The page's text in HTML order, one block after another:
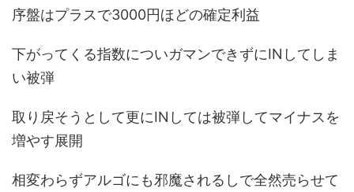
序盤はプラスで3000円ほどの確定利益
下がってくる指数についガマンできずにINしてしま
い被弾
取り戻そうとして更にINしては被弾してマイナスを
増やす展開
相変わらずアルゴにも邪魔されるしで全然売らせて